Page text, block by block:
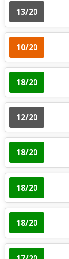
13/20
10/20
18/20
12/20
18/20
18/20
18/20